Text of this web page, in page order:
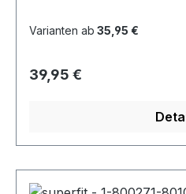
Varianten ab 35,95 €
Regulärer Preis:
39,95 €